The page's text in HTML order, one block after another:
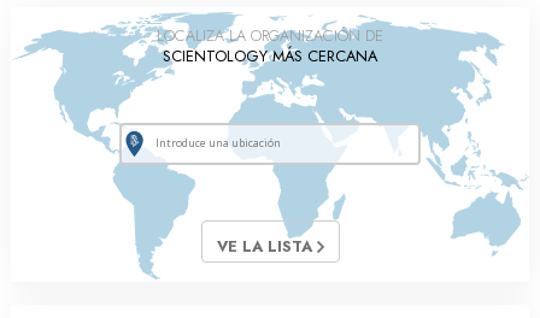
LOCALIZA LA ORGANIZACIÓN DE
SCIENTOLOGY MÁS CERCANA
VE LA LISTA